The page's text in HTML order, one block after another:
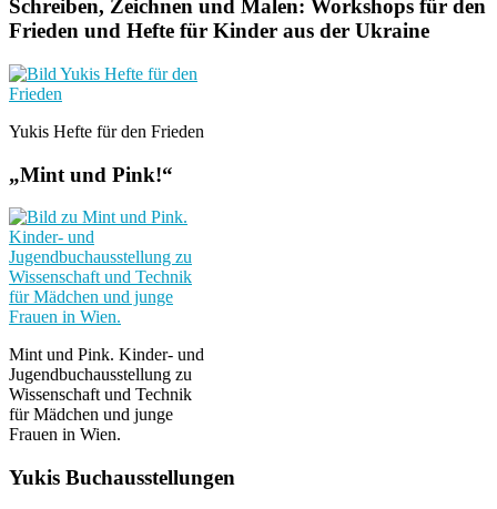
Schreiben, Zeichnen und Malen: Workshops für den
Frieden und Hefte für Kinder aus der Ukraine
Yukis Hefte für den Frieden
„Mint und Pink!“
Mint und Pink. Kinder- und
Jugendbuchausstellung zu
Wissenschaft und Technik
für Mädchen und junge
Frauen in Wien.
Yukis Buchausstellungen